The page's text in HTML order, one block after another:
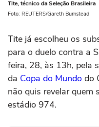
Tite, técnico da Seleção Brasileira
Foto: REUTERS/Gareth Bumstead
Tite já escolheu os
para o duelo contra a
feira, 28, às 13h, pela
da Copa do Mundo do
não quis revelar quem
estádio 974.